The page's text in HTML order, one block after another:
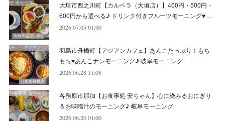
(11)
(12)
(6)
大垣市西之川町【カルベラ（大垣店）】400円・500円・
600円から選べる♪ ドリンク付きフルーツモーニング♥ …
2026.07.05 01:00
羽島市舟橋町【アジアンカフェ】あんこたっぷり！もち
もち♥あんこナンモーニング♪ 岐阜モーニング
2026.06.28 11:08
各務原市那加【お食事処 安ちゃん】心に染みるおにぎり
＆お味噌汁のモーニング♪ 岐阜モーニング
2026.06.20 01:00